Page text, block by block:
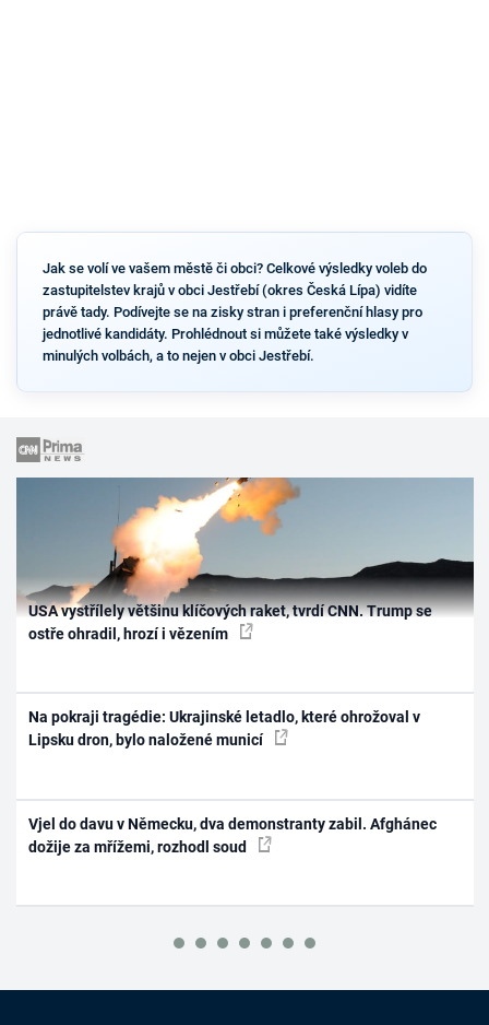
Jak se volí ve vašem městě či obci? Celkové výsledky voleb do
zastupitelstev krajů v obci Jestřebí (okres Česká Lípa) vidíte
právě tady. Podívejte se na zisky stran i preferenční hlasy pro
jednotlivé kandidáty. Prohlédnout si můžete také výsledky v
minulých volbách, a to nejen v obci Jestřebí.
USA vystřílely většinu klíčových raket, tvrdí CNN. Trump se
ostře ohradil, hrozí i vězením
Na pokraji tragédie: Ukrajinské letadlo, které ohrožoval v
Lipsku dron, bylo naložené municí
Vjel do davu v Německu, dva demonstranty zabil. Afghánec
dožije za mřížemi, rozhodl soud